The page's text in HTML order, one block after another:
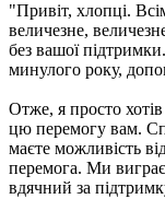
"Привіт, хлопці.
величезне,
без вашої
минулого року,
Отже, я просто
цю перемогу вам.
маєте можливість
перемога. Ми
вдячний за